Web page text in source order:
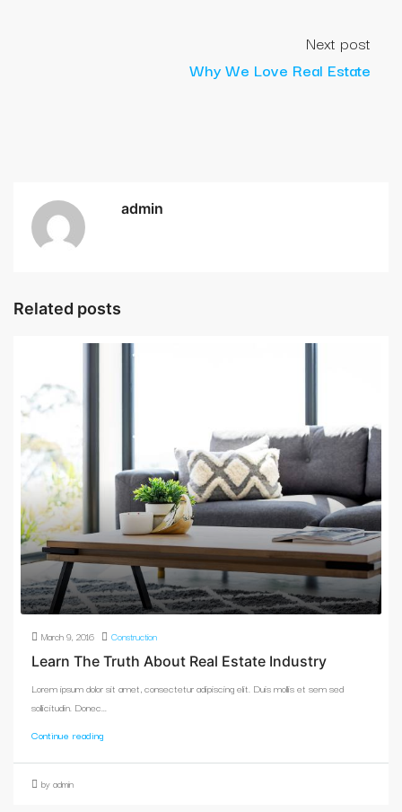
Next post
Why We Love Real Estate
admin
Related posts
March 9, 2016 Construction
Learn The Truth About Real Estate Industry
Lorem ipsum dolor sit amet, consectetur adipiscing elit. Duis mollis et sem sed
sollicitudin. Donec...
Continue reading
by admin